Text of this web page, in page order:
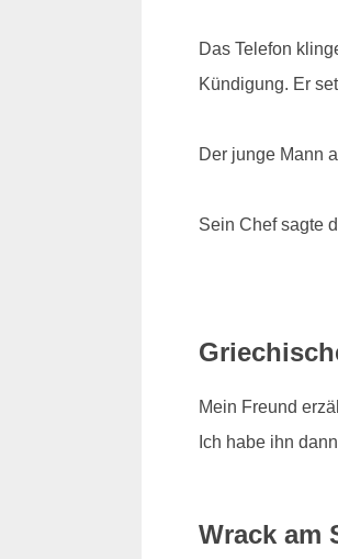
Das Telefon
Kündigung. Er
Der junge Mann
Sein Chef sagte
Mein Freund
Ich habe ihn
Wrack am